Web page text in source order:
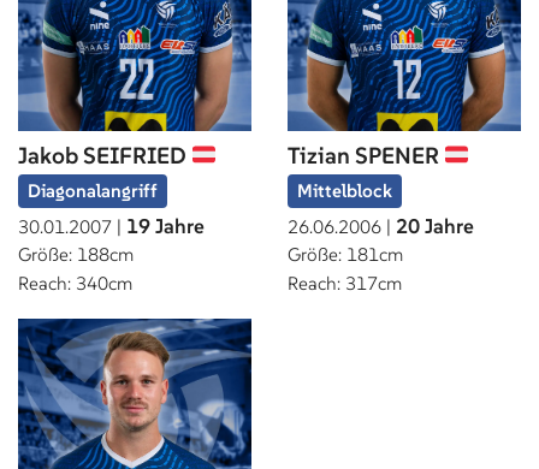
Jakob SEIFRIED
Diagonalangriff
30.01.2007 | 19 Jahre
Größe: 188cm
Reach: 340cm
Tizian SPENER
Mittelblock
26.06.2006 | 20 Jahre
Größe: 181cm
Reach: 317cm